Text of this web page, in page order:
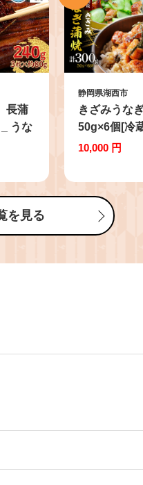
長蒲
うな
名
かず
土用
静岡県湖西市
きざみうな
50g×6個[冷
鰻 ウナギ か
人気 美味し
おかず 魚 国
なぎ 【
10,000 円
を見る